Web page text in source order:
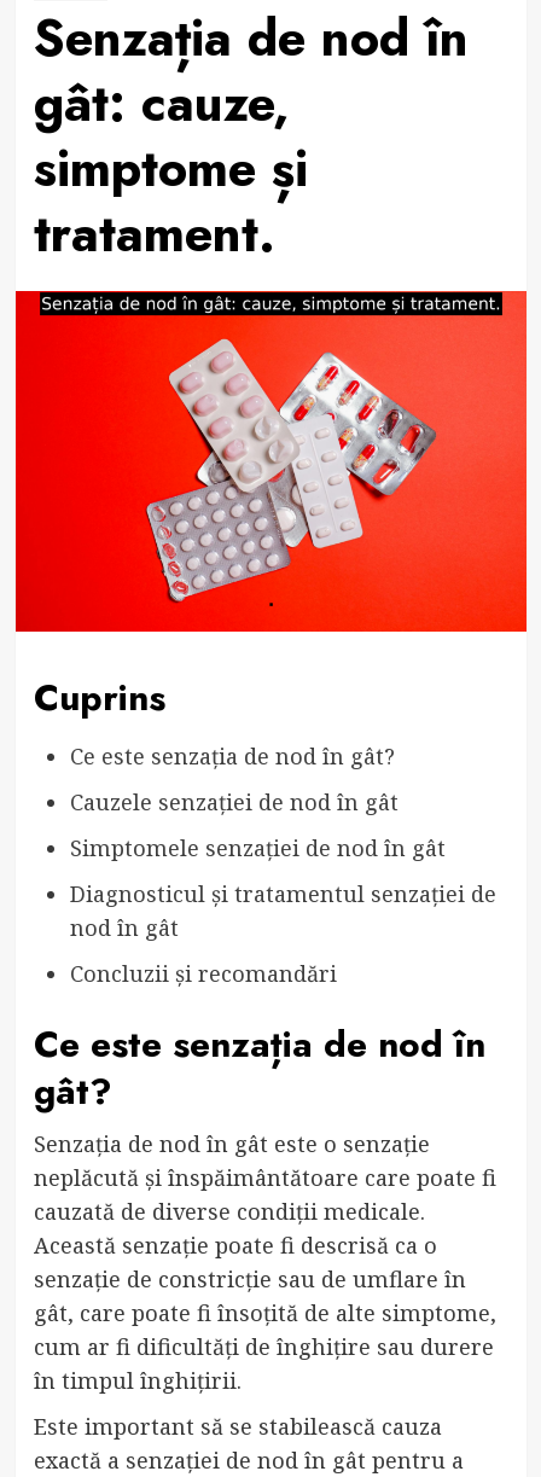
Senzația de nod în
gât: cauze,
simptome și
tratament.
Cuprins
Ce este senzația de nod în gât?
Cauzele senzației de nod în gât
Simptomele senzației de nod în gât
Diagnosticul și tratamentul senzației de
nod în gât
Concluzii și recomandări
Ce este senzația de nod în
gât?
Senzația de nod în gât este o senzație
neplăcută și înspăimântătoare care poate fi
cauzată de diverse condiții medicale.
Această senzație poate fi descrisă ca o
senzație de constricție sau de umflare în
gât, care poate fi însoțită de alte simptome,
cum ar fi dificultăți de înghițire sau durere
în timpul înghițirii.
Este important să se stabilească cauza
exactă a senzației de nod în gât pentru a